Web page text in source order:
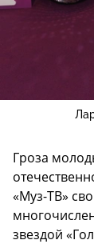
Гроза
«Муз-ТВ»
звездой